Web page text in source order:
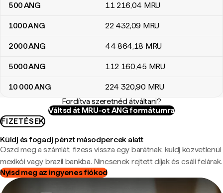
500ANG 11 216,04 MRU
1000ANG 22 432,09 MRU
2000ANG 44 864,18 MRU
5000ANG 112 160,45 MRU
10 000ANG 224 320,90 MRU
Fordítva szeretnéd átváltani?
Váltsd át MRU-ot ANG formátumra
FIZETÉSEK
Küldj és fogadj pénzt másodpercek alatt
Oszd meg a számlát, fizess vissza egy barátnak, küldj közvetlenül
mexikói vagy brazil bankba. Nincsenek rejtett díjak és csáli felárak.
Nyisd meg az ingyenes fiókod